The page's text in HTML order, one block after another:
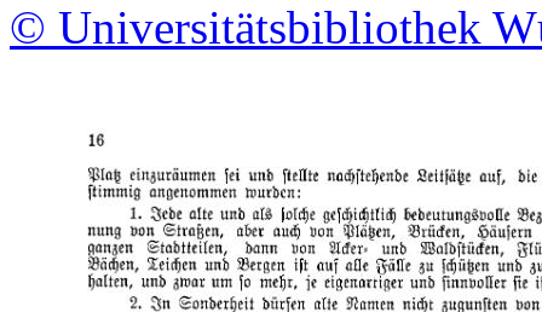
© Universitätsbibliothek